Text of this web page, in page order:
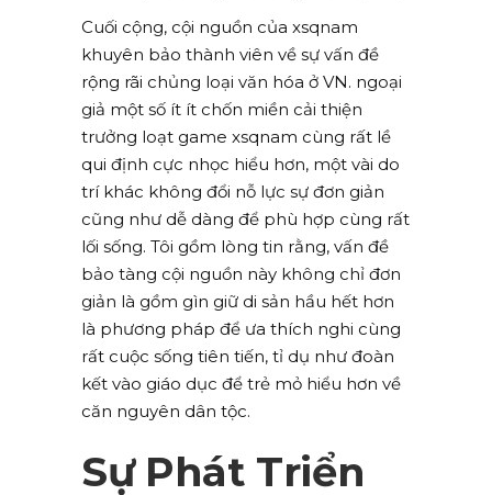
Cuối cộng, cội nguồn của xsqnam
khuyên bảo thành viên về sự vấn đề
rộng rãi chủng loại văn hóa ở VN. ngoại
giả một số ít ít chốn miền cải thiện
trưởng loạt game xsqnam cùng rất lề
qui định cực nhọc hiểu hơn, một vài do
trí khác không đổi nỗ lực sự đơn giản
cũng như dễ dàng để phù hợp cùng rất
lối sống. Tôi gồm lòng tin rằng, vấn đề
bảo tàng cội nguồn này không chỉ đơn
giản là gồm gìn giữ di sản hầu hết hơn
là phương pháp để ưa thích nghi cùng
rất cuộc sống tiên tiến, tỉ dụ như đoàn
kết vào giáo dục để trẻ mỏ hiểu hơn về
căn nguyên dân tộc.
Sự Phát Triển